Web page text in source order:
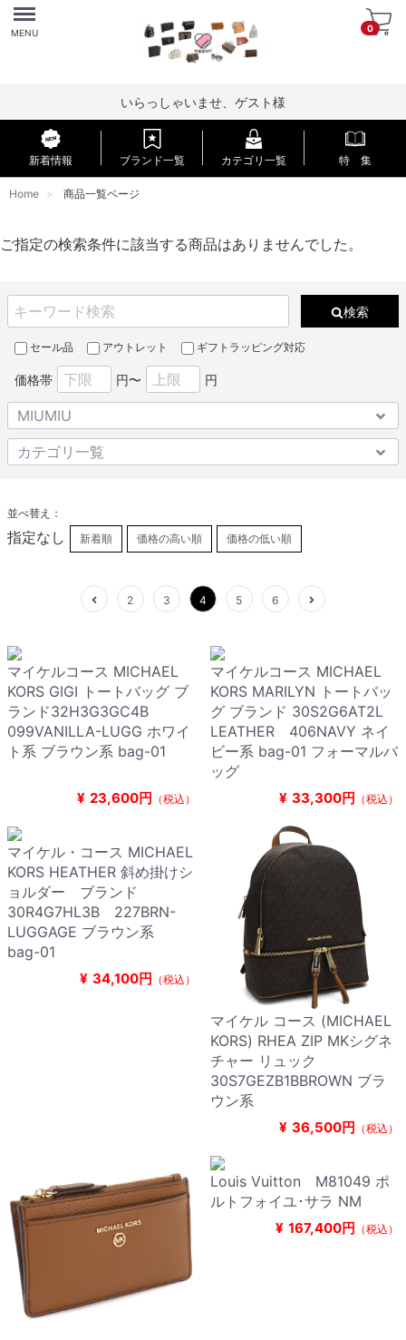
Menu
MENU 0
いらっしゃいませ、ゲスト様
新着情報 ブランド一覧 カテゴリ一覧 特 集
Home 商品一覧ページ
ご指定の検索条件に該当する商品はありませんでした。
検索
セール品 アウトレット ギフトラッピング対応
価格帯 円〜 円
並べ替え：
指定なし 新着順 価格の高い順 価格の低い順
2 3 4 5 6
マイケルコース MICHAEL
KORS GIGI トートバッグ ブ
ランド32H3G3GC4B
099VANILLA-LUGG ホワイ
ト系 ブラウン系 bag-01
¥ 23,600円 （税込）
マイケルコース MICHAEL
KORS MARILYN トートバッ
グ ブランド 30S2G6AT2L
LEATHER 406NAVY ネイ
ビー系 bag-01 フォーマルバ
ッグ
¥ 33,300円 （税込）
マイケル・コース MICHAEL
KORS HEATHER 斜め掛けシ
ョルダー ブランド
30R4G7HL3B 227BRN-
LUGGAGE ブラウン系
bag-01
¥ 34,100円 （税込）
マイケル コース (MICHAEL
KORS) RHEA ZIP MKシグネ
チャー リュック
30S7GEZB1BBROWN ブラ
ウン系
¥ 36,500円 （税込）
Louis Vuitton M81049 ポ
ルトフォイユ･サラ NM
¥ 167,400円 （税込）